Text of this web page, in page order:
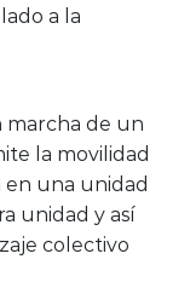
a la
marcha de un
la movilidad
una unidad
unidad y así
colectivo